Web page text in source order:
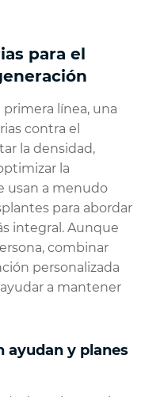
para el
línea, una
contra el
la densidad,
la
usan a menudo
para abordar
integral. Aunque
combinar
personalizada
a mantener
ayudan y planes